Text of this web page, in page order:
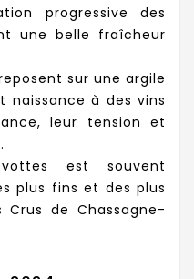
progressive des
une belle fraîcheur
sur une argile
naissance à des vins
leur tension et
est souvent
plus fins et des plus
Crus de Chassagne-